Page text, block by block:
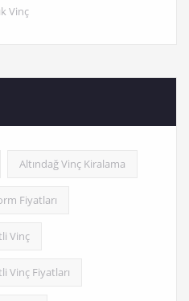
Vinç
Altındağ Vinç Kiralama
Fiyatları
Vinç
Vinç Fiyatları